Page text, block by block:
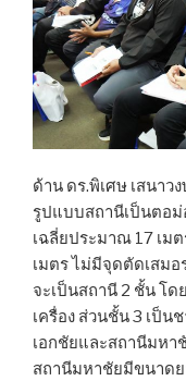
ด้าน ดร.พิเศษ เสนาว
รูปแบบสถานีเป็นตอ
เฉลี่ยประมาณ 17 เม
เมตร ไม่มีจุดตัดเสม
จะเป็นสถานี 2 ชั้น โ
เครื่อง ส่วนชั้น 3 เป็น
เอกชัยและสถานีมหา
สถานีมหาชัยมีขนาดย